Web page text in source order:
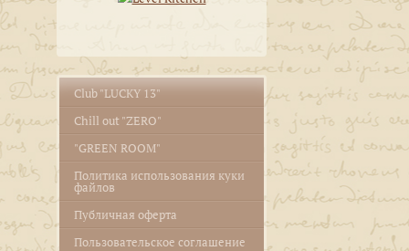
Club "LUCKY 13"
Сhill out "ZERO"
"GREEN ROOM"
Политика использования куки
файлов
Публичная оферта
Пользовательское соглашение